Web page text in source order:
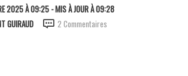
2025 À 09:25- MIS À JOUR À 09:28
GUIRAUD 2 Commentaires